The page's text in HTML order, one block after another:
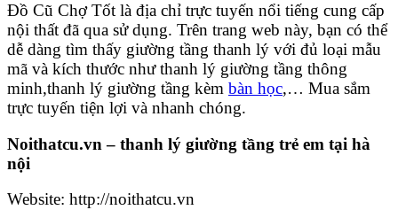
Đồ Cũ Chợ Tốt là địa chỉ trực tuyến nổi tiếng cung cấp
nội thất đã qua sử dụng. Trên trang web này, bạn có thể
dễ dàng tìm thấy giường tầng thanh lý với đủ loại mẫu
mã và kích thước như thanh lý giường tầng thông
minh,thanh lý giường tầng kèm bàn học,… Mua sắm
trực tuyến tiện lợi và nhanh chóng.
Noithatcu.vn – thanh lý giường tầng trẻ em tại hà
nội
Website: http://noithatcu.vn